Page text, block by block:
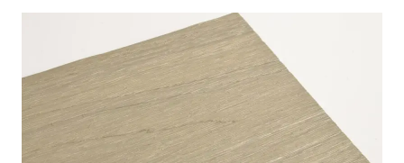
o
o
1
c
m